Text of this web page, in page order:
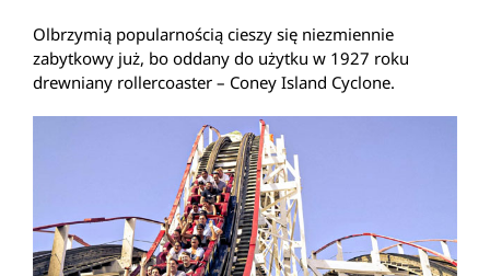
Olbrzymią popularnością cieszy się niezmiennie
zabytkowy już, bo oddany do użytku w 1927 roku
drewniany rollercoaster – Coney Island Cyclone.